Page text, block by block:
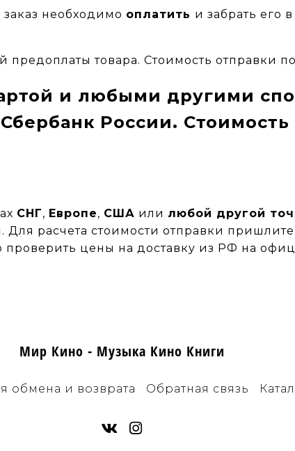
заказ необходимо оплатить и забрать его
товара. Стоимость отправки
и любыми другими
России.
СНГ, Европе, США или любой другой
расчета стоимости отправки пришлите
проверить цены на доставку из РФ на
Мир Кино - Музыка Кино Книги
обмена и возврата Обратная связь